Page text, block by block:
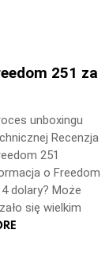
251 za
unboxingu
Recenzja
251
o Freedom
dolary? Może
się wielkim